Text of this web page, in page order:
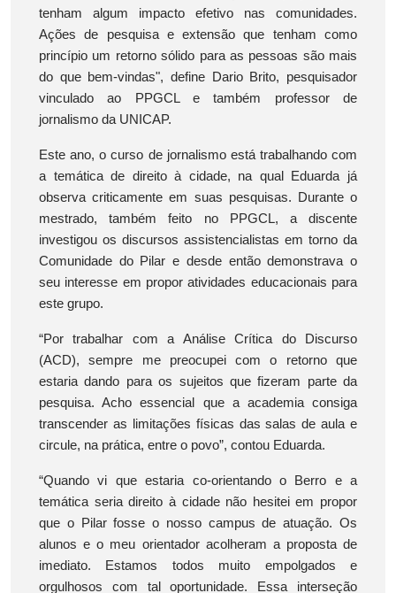
tenham algum impacto efetivo nas comunidades.
Ações de pesquisa e extensão que tenham como
princípio um retorno sólido para as pessoas são mais
do que bem-vindas", define Dario Brito, pesquisador
vinculado ao PPGCL e também professor de
jornalismo da UNICAP.
Este ano, o curso de jornalismo está trabalhando com
a temática de direito à cidade, na qual Eduarda já
observa criticamente em suas pesquisas. Durante o
mestrado, também feito no PPGCL, a discente
investigou os discursos assistencialistas em torno da
Comunidade do Pilar e desde então demonstrava o
seu interesse em propor atividades educacionais para
este grupo.
“Por trabalhar com a Análise Crítica do Discurso
(ACD), sempre me preocupei com o retorno que
estaria dando para os sujeitos que fizeram parte da
pesquisa. Acho essencial que a academia consiga
transcender as limitações físicas das salas de aula e
circule, na prática, entre o povo”, contou Eduarda.
“Quando vi que estaria co-orientando o Berro e a
temática seria direito à cidade não hesitei em propor
que o Pilar fosse o nosso campus de atuação. Os
alunos e o meu orientador acolheram a proposta de
imediato. Estamos todos muito empolgados e
orgulhosos com tal oportunidade. Essa interseção